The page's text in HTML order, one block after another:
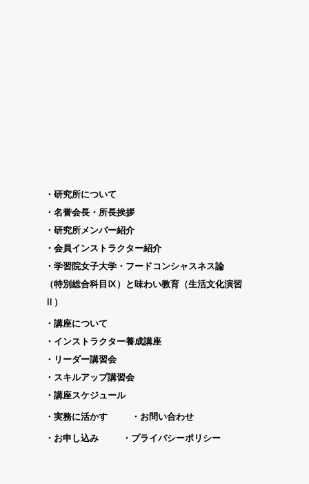
研究所について
名誉会長・所長挨拶
研究所メンバー紹介
会員インストラクター紹介
学習院女子大学・フードコンシャスネス論
（特別総合科目Ⅸ）と味わい教育（生活文化演習
Ⅱ）
講座について
インストラクター養成講座
リーダー講習会
スキルアップ講習会
講座スケジュール
実務に活かす お問い合わせ
お申し込み プライバシーポリシー